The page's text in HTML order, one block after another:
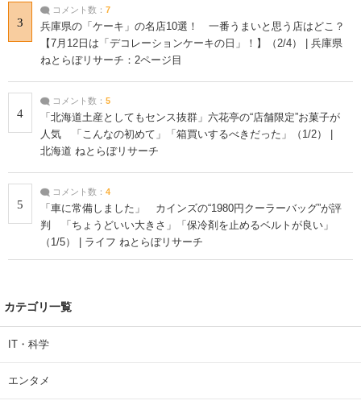
3
コメント数： 7
兵庫県の「ケーキ」の名店10選！ 一番うまいと思う店はどこ？
【7月12日は「デコレーションケーキの日」！】（2/4） | 兵庫県
ねとらぼリサーチ：2ページ目
4
コメント数： 5
「北海道土産としてもセンス抜群」六花亭の“店舗限定”お菓子が
人気 「こんなの初めて」「箱買いするべきだった」（1/2） |
北海道 ねとらぼリサーチ
5
コメント数： 4
「車に常備しました」 カインズの“1980円クーラーバッグ”が評
判 「ちょうどいい大きさ」「保冷剤を止めるベルトが良い」
（1/5） | ライフ ねとらぼリサーチ
カテゴリ一覧
IT・科学
エンタメ